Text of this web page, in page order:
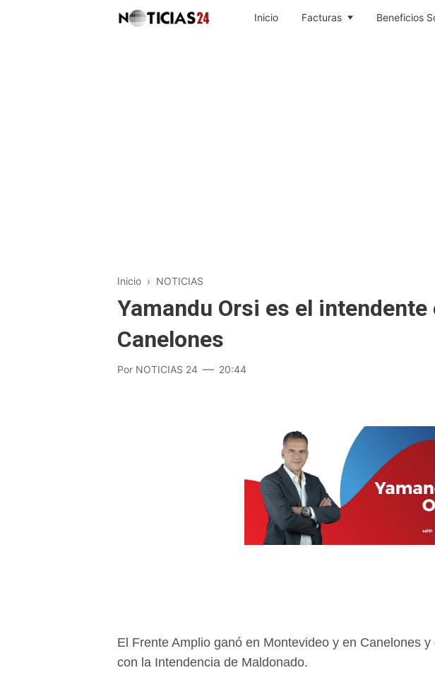
Inicio Facturas Beneficios
Inicio › NOTICIAS
Yamandu Orsi es el intendente
Canelones
Por NOTICIAS 24 20:44
El Frente Amplio ganó en Montevideo y en Canelones
con la Intendencia de Maldonado.